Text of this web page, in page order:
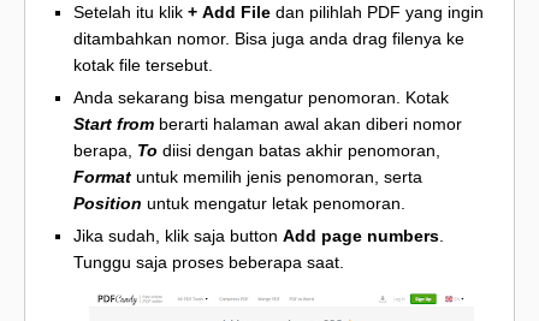
Setelah itu klik + Add File dan pilihlah PDF yang ingin
ditambahkan nomor. Bisa juga anda drag filenya ke
kotak file tersebut.
Anda sekarang bisa mengatur penomoran. Kotak
Start from berarti halaman awal akan diberi nomor
berapa, To diisi dengan batas akhir penomoran,
Format untuk memilih jenis penomoran, serta
Position untuk mengatur letak penomoran.
Jika sudah, klik saja button Add page numbers
Tunggu saja proses beberapa saat.